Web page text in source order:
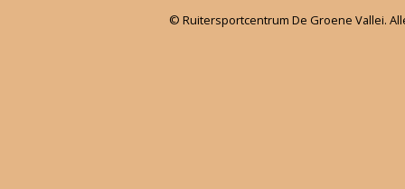
© Ruitersportcentrum De Groene Vallei.